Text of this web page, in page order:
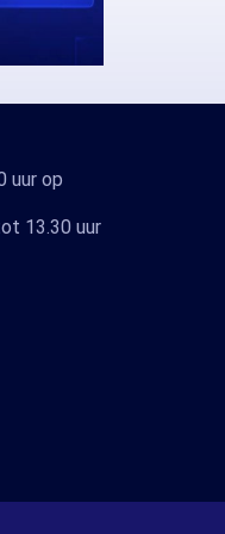
uur op
13.30 uur